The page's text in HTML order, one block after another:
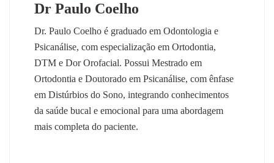
Dr Paulo Coelho
Dr. Paulo Coelho é graduado em Odontologia e
Psicanálise, com especialização em Ortodontia,
DTM e Dor Orofacial. Possui Mestrado em
Ortodontia e Doutorado em Psicanálise, com ênfase
em Distúrbios do Sono, integrando conhecimentos
da saúde bucal e emocional para uma abordagem
mais completa do paciente.